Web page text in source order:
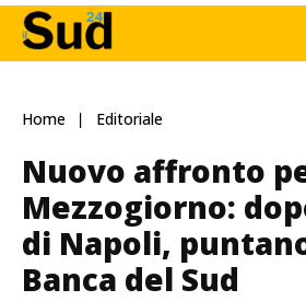
Home Editoriale
Nuovo affronto
Mezzogiorno:
di Napoli,
Banca del Sud